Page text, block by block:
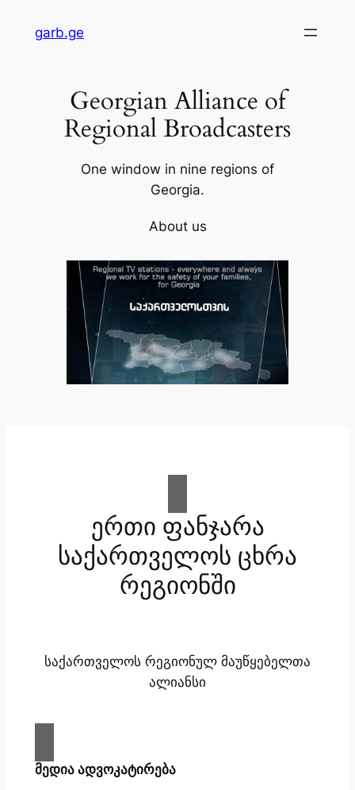
garb.ge
Georgian Alliance of
Regional Broadcasters
One window in nine regions of
Georgia.
About us
ერთი ფანჯარა
საქართველოს ცხრა
რეგიონში
საქართველოს რეგიონულ მაუწყებელთა
ალიანსი
მედია ადვოკატირება